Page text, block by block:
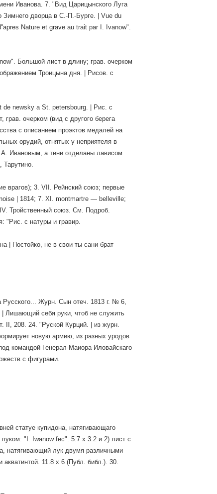
Иванова. 7. "Вид Царицынского Луга
Зимнего дворца в С.-П.-Бурге. | Vue du
Nature et grave au trait par I. Ivanow".
Большой лист в длину; грав. очерком
Троицына дня. | Рисов. с
de newsky a St. petersbourg. | Рис. с
очерком (вид с другого берега
с описанием проэктов медалей на
орудий, отнятых y неприятеля в
Ивановым, a тени отделаны лависом
врагов); 3. VII. Рейнский союз; первые
| 1814; 7. XI. montmartre — belleville;
Тройственный союз. См. Подроб.
"Рис. с натуры и гравир.
| Постойко, не в свои ты сани брат
Русского... Журн. Сын отеч. 1813 г. № 6,
Лишающий себя руки, чтоб не служить
II, 208. 24. "Руской Курций. | из журн.
новую армию, из разных уродов
командой Генерал-Маиора Иловайскаго
с фигурами.
статуе купидона, натягивающаго
"I. Iwanow fec". 5.7 х 3.2 и 2) лист с
натягивающий лук двумя различными
11.8 х 6 (Публ. библ.). 30.